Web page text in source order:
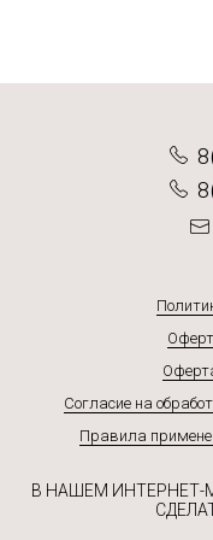
Согласие на
Правила
В НАШЕМ ИНТЕРНЕТ-